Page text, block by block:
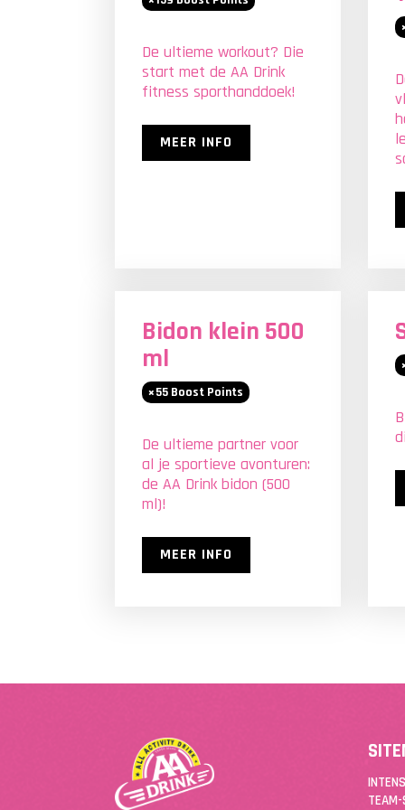
De ultieme workout? Die
start met de AA Drink
fitness sporthanddoek!
MEER INFO
Bidon klein 500
ml
55 Boost Points
De ultieme partner voor
al je sportieve avonturen:
de AA Drink bidon (500
ml)!
MEER INFO
TEAM-